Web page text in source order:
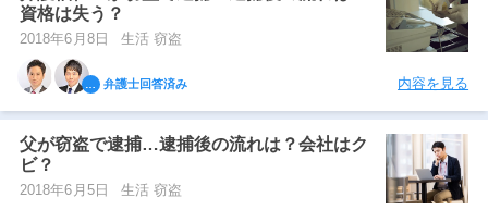
資格は失う？
2018年6月8日 生活 窃盗
弁護士回答済み 内容を見る
父が窃盗で逮捕…逮捕後の流れは？会社はク
ビ？
2018年6月5日 生活 窃盗